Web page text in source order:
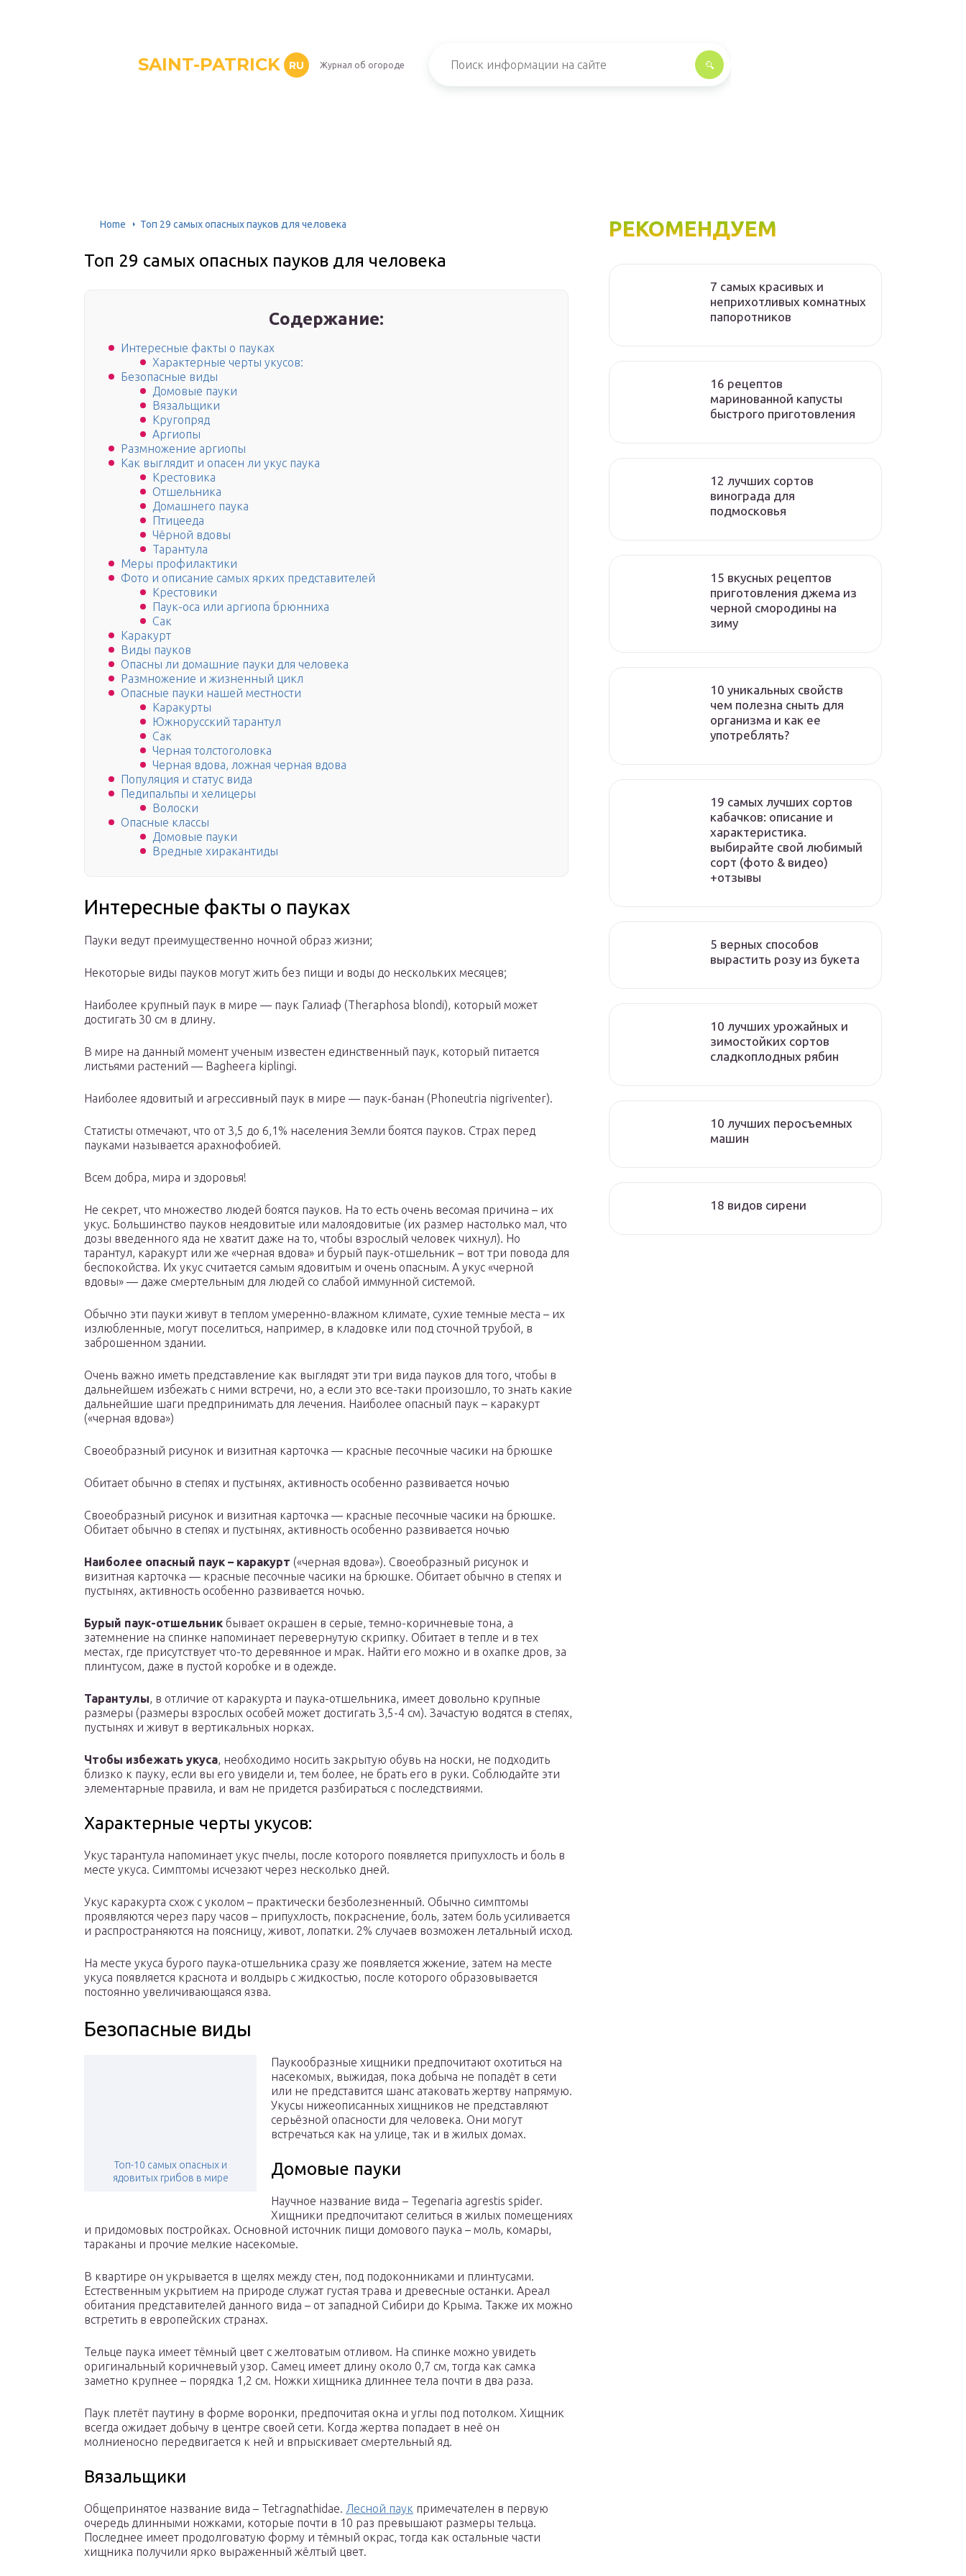
SAINT-PATRICK RU Журнал об огороде
Home Топ 29 самых опасных пауков для человека
Топ 29 самых опасных пауков для человека
Содержание:
Интересные факты о пауках
Характерные черты укусов:
Безопасные виды
Домовые пауки
Вязальщики
Кругопряд
Аргиопы
Размножение аргиопы
Как выглядит и опасен ли укус паука
Крестовика
Отшельника
Домашнего паука
Птицееда
Чёрной вдовы
Тарантула
Меры профилактики
Фото и описание самых ярких представителей
Крестовики
Паук-оса или аргиопа брюнниха
Сак
Каракурт
Виды пауков
Опасны ли домашние пауки для человека
Размножение и жизненный цикл
Опасные пауки нашей местности
Каракурты
Южнорусский тарантул
Сак
Черная толстоголовка
Черная вдова, ложная черная вдова
Популяция и статус вида
Педипальпы и хелицеры
Волоски
Опасные классы
Домовые пауки
Вредные хиракантиды
Интересные факты о пауках
Пауки ведут преимущественно ночной образ жизни;
Некоторые виды пауков могут жить без пищи и воды до нескольких месяцев;
Наиболее крупный паук в мире — паук Галиаф (Theraphosa blondi), который может
достигать 30 см в длину.
В мире на данный момент ученым известен единственный паук, который питается
листьями растений — Bagheera kiplingi.
Наиболее ядовитый и агрессивный паук в мире — паук-банан (Phoneutria nigriventer).
Статисты отмечают, что от 3,5 до 6,1% населения Земли боятся пауков. Страх перед
пауками называется арахнофобией.
Всем добра, мира и здоровья!
Не секрет, что множество людей боятся пауков. На то есть очень весомая причина – их
укус. Большинство пауков неядовитые или малоядовитые (их размер настолько мал, что
дозы введенного яда не хватит даже на то, чтобы взрослый человек чихнул). Но
тарантул, каракурт или же «черная вдова» и бурый паук-отшельник – вот три повода для
беспокойства. Их укус считается самым ядовитым и очень опасным. А укус «черной
вдовы» — даже смертельным для людей со слабой иммунной системой.
Обычно эти пауки живут в теплом умеренно-влажном климате, сухие темные места – их
излюбленные, могут поселиться, например, в кладовке или под сточной трубой, в
заброшенном здании.
Очень важно иметь представление как выглядят эти три вида пауков для того, чтобы в
дальнейшем избежать с ними встречи, но, а если это все-таки произошло, то знать какие
дальнейшие шаги предпринимать для лечения. Наиболее опасный паук – каракурт
(«черная вдова»)
Своеобразный рисунок и визитная карточка — красные песочные часики на брюшке
Обитает обычно в степях и пустынях, активность особенно развивается ночью
Своеобразный рисунок и визитная карточка — красные песочные часики на брюшке.
Обитает обычно в степях и пустынях, активность особенно развивается ночью
Наиболее опасный паук – каракурт («черная вдова»). Своеобразный рисунок и
визитная карточка — красные песочные часики на брюшке. Обитает обычно в степях и
пустынях, активность особенно развивается ночью.
Бурый паук-отшельник бывает окрашен в серые, темно-коричневые тона, а
затемнение на спинке напоминает перевернутую скрипку. Обитает в тепле и в тех
местах, где присутствует что-то деревянное и мрак. Найти его можно и в охапке дров, за
плинтусом, даже в пустой коробке и в одежде.
Тарантулы, в отличие от каракурта и паука-отшельника, имеет довольно крупные
размеры (размеры взрослых особей может достигать 3,5-4 см). Зачастую водятся в степях,
пустынях и живут в вертикальных норках.
Чтобы избежать укуса, необходимо носить закрытую обувь на носки, не подходить
близко к пауку, если вы его увидели и, тем более, не брать его в руки. Соблюдайте эти
элементарные правила, и вам не придется разбираться с последствиями.
Характерные черты укусов:
Укус тарантула напоминает укус пчелы, после которого появляется припухлость и боль в
месте укуса. Симптомы исчезают через несколько дней.
Укус каракурта схож с уколом – практически безболезненный. Обычно симптомы
проявляются через пару часов – припухлость, покраснение, боль, затем боль усиливается
и распространяются на поясницу, живот, лопатки. 2% случаев возможен летальный исход.
На месте укуса бурого паука-отшельника сразу же появляется жжение, затем на месте
укуса появляется краснота и волдырь с жидкостью, после которого образовывается
постоянно увеличивающаяся язва.
Безопасные виды
Топ-10 самых опасных и
ядовитых грибов в мире
Паукообразные хищники предпочитают охотиться на
насекомых, выжидая, пока добыча не попадёт в сети
или не представится шанс атаковать жертву напрямую.
Укусы нижеописанных хищников не представляют
серьёзной опасности для человека. Они могут
встречаться как на улице, так и в жилых домах.
Домовые пауки
Научное название вида – Tegenaria agrestis spider.
Хищники предпочитают селиться в жилых помещениях
и придомовых постройках. Основной источник пищи домового паука – моль, комары,
тараканы и прочие мелкие насекомые.
В квартире он укрывается в щелях между стен, под подоконниками и плинтусами.
Естественным укрытием на природе служат густая трава и древесные останки. Ареал
обитания представителей данного вида – от западной Сибири до Крыма. Также их можно
встретить в европейских странах.
Тельце паука имеет тёмный цвет с желтоватым отливом. На спинке можно увидеть
оригинальный коричневый узор. Самец имеет длину около 0,7 см, тогда как самка
заметно крупнее – порядка 1,2 см. Ножки хищника длиннее тела почти в два раза.
Паук плетёт паутину в форме воронки, предпочитая окна и углы под потолком. Хищник
всегда ожидает добычу в центре своей сети. Когда жертва попадает в неё он
молниеносно передвигается к ней и впрыскивает смертельный яд.
Вязальщики
Общепринятое название вида – Tetragnathidae. Лесной паук примечателен в первую
очередь длинными ножками, которые почти в 10 раз превышают размеры тельца.
Последнее имеет продолговатую форму и тёмный окрас, тогда как остальные части
хищника получили ярко выраженный жёлтый цвет.
РЕКОМЕНДУЕМ
7 самых красивых и
неприхотливых комнатных
папоротников
16 рецептов
маринованной капусты
быстрого приготовления
12 лучших сортов
винограда для
подмосковья
15 вкусных рецептов
приготовления джема из
черной смородины на
зиму
10 уникальных свойств
чем полезна сныть для
организма и как ее
употреблять?
19 самых лучших сортов
кабачков: описание и
характеристика.
выбирайте свой любимый
сорт (фото & видео)
+отзывы
5 верных способов
вырастить розу из букета
10 лучших урожайных и
зимостойких сортов
сладкоплодных рябин
10 лучших перосъемных
машин
18 видов сирени